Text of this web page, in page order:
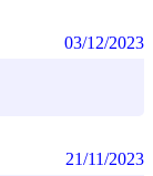
03/12/2023
21/11/2023